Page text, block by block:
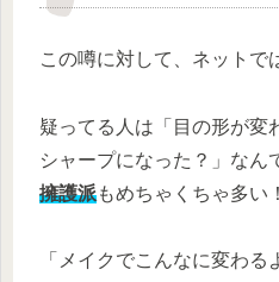
この噂に対して、ネットで
疑ってる人は「目の形が変
シャープになった？」なん
擁護派もめちゃくちゃ多い！
「メイクでこんなに変わる